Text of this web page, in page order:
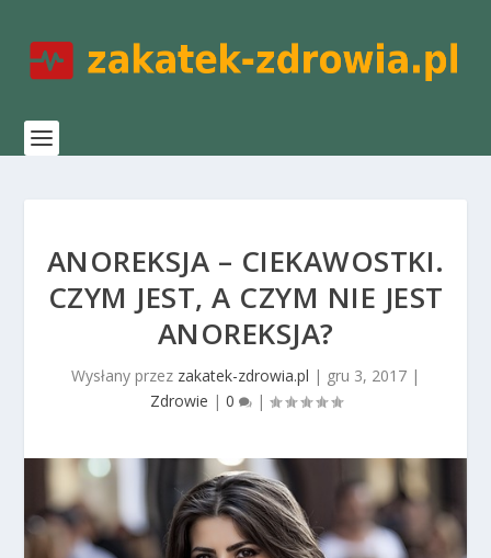
ANOREKSJA – CIEKAWOSTKI.
CZYM JEST, A CZYM NIE JEST
ANOREKSJA?
Wysłany przez zakatek-zdrowia.pl | gru 3, 2017 |
Zdrowie | 0 |